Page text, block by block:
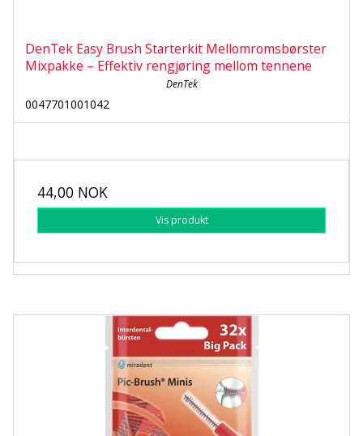
DenTek Easy Brush Starterkit Mellomromsbørster
Mixpakke – Effektiv rengjøring mellom tennene
DenTek
0047701001042
44,00 NOK
Vis produkt